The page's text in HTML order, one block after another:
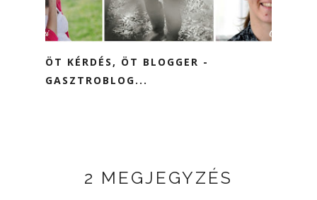
ÖT KÉRDÉS, ÖT BLOGGER -
GASZTROBLOG...
2 MEGJEGYZÉS